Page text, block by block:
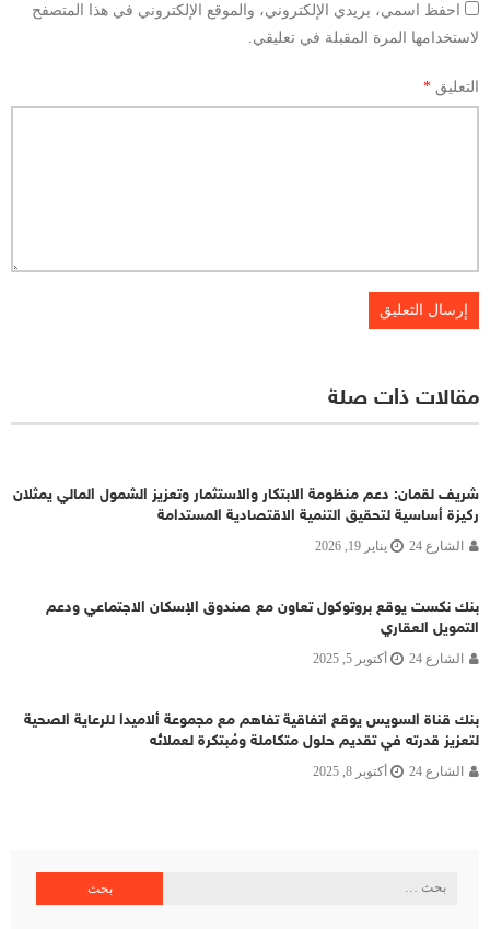
احفظ اسمي، بريدي الإلكتروني، والموقع الإلكتروني في هذا المتصفح
لاستخدامها المرة المقبلة في تعليقي.
التعليق *
مقالات ذات صلة
شريف لقمان: دعم منظومة الابتكار والاستثمار وتعزيز الشمول المالي يمثلان
ركيزة أساسية لتحقيق التنمية الاقتصادية المستدامة
الشارع 24 يناير 19, 2026
بنك نكست يوقع بروتوكول تعاون مع صندوق الإسكان الاجتماعي ودعم
التمويل العقاري
الشارع 24 أكتوبر 5, 2025
بنك قناة السويس يوقع اتفاقية تفاهم مع مجموعة ألاميدا للرعاية الصحية
لتعزيز قدرته في تقديم حلول متكاملة ومُبتكرة لعملائه
الشارع 24 أكتوبر 8, 2025
البحث